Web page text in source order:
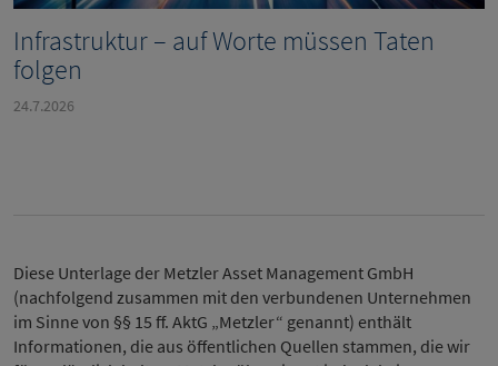
Infrastruktur – auf Worte müssen Taten
folgen
24.7.2026
Diese Unterlage der Metzler Asset Management GmbH
(nachfolgend zusammen mit den verbundenen Unternehmen
im Sinne von §§ 15 ff. AktG „Metzler“ genannt) enthält
Informationen, die aus öffentlichen Quellen stammen, die wir